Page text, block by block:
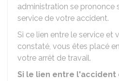
administration se prononce
service de votre accident.
Si ce lien entre le service et
constaté, vous êtes placé
votre arrêt de travail.
Si le lien entre